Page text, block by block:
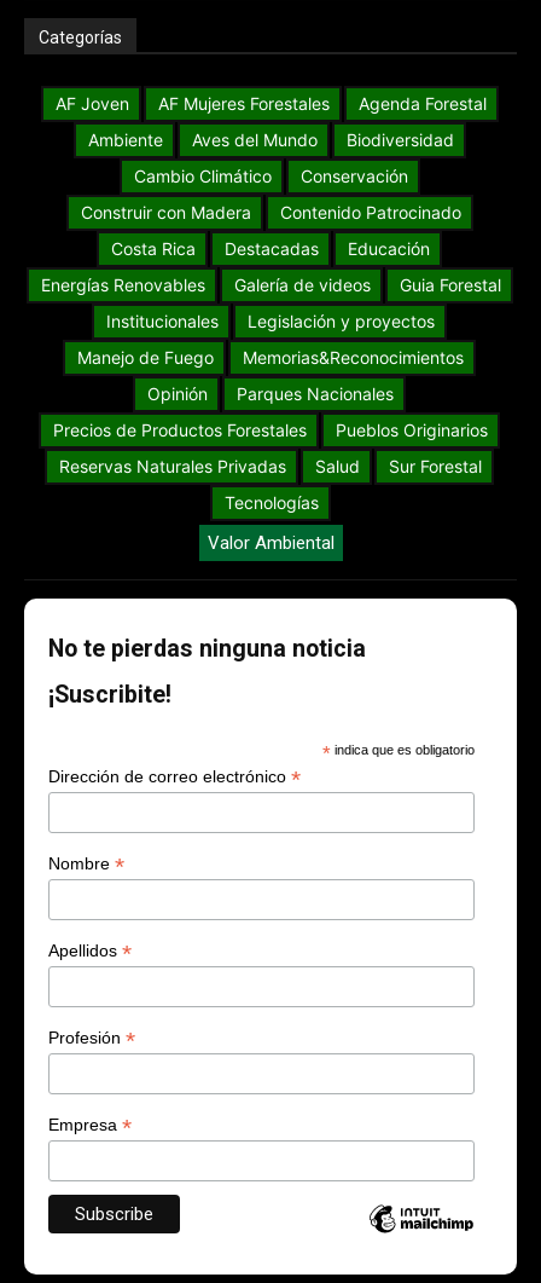
Categorías
AF Joven AF Mujeres Forestales
Agenda Forestal
Ambiente
Aves del Mundo
Biodiversidad
Cambio Climático
Conservación
Construir con Madera
Contenido Patrocinado
Costa Rica
Destacadas
Educación
Energías Renovables
Galería de videos
Guia Forestal
Institucionales
Legislación y proyectos
Manejo de Fuego
Memorias&Reconocimientos
Opinión
Parques Nacionales
Precios de Productos Forestales
Pueblos Originarios
Reservas Naturales Privadas
Salud
Sur Forestal
Tecnologías
Valor Ambiental
No te pierdas ninguna noticia
¡Suscribite!
* indica que es obligatorio
Dirección de correo electrónico *
Nombre *
Apellidos *
Profesión *
Empresa *